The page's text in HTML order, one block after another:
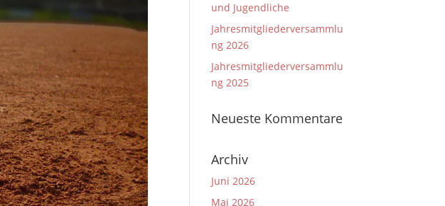
und Jugendliche
Jahresmitgliederversammlu
ng 2026
Jahresmitgliederversammlu
ng 2025
Neueste Kommentare
Archiv
Juni 2026
Mai 2026